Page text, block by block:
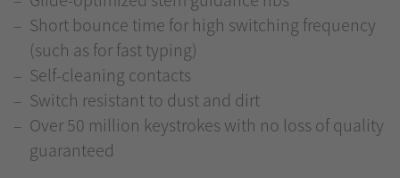
Short bounce time for high switching frequency
(such as for fast typing)
Self-cleaning contacts
Switch resistant to dust and dirt
Over 50 million keystrokes with no loss of quality
guaranteed